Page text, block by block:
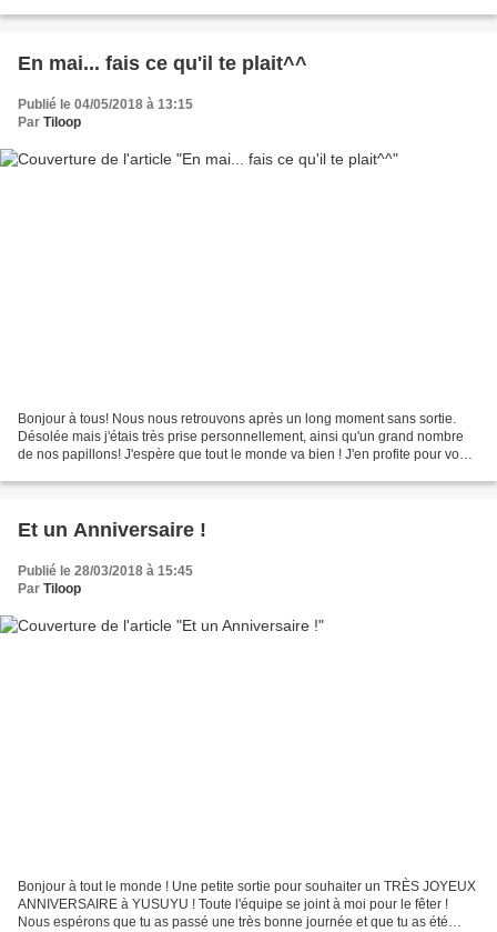
En mai... fais ce qu'il te plait^^
Publié le 04/05/2018 à 13:15
Par Tiloop
Bonjour à tous! Nous nous retrouvons après un long moment sans sortie.
Désolée mais j'étais très prise personnellement, ainsi qu'un grand nombre
de nos papillons! J'espère que tout le monde va bien ! J'en profite pour vous
Et un Anniversaire !
Publié le 28/03/2018 à 15:45
Par Tiloop
Bonjour à tout le monde ! Une petite sortie pour souhaiter un TRÈS JOYEUX
ANNIVERSAIRE à YUSUYU ! Toute l'équipe se joint à moi pour le fêter !
Nous espérons que tu as passé une très bonne journée et que tu as été